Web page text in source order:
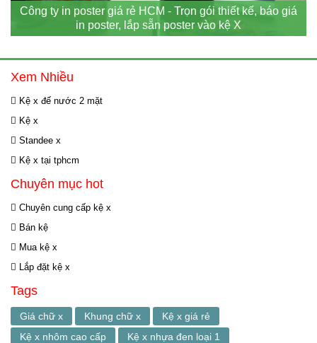
Công ty in poster giá rẻ HCM - Trọn gói thiết kế, báo giá
in poster, lắp sẵn poster vào kệ X
Xem Nhiều
Kệ x đế nước 2 mặt
Kệ x
Standee x
Kệ x tại tphcm
Chuyên mục hot
Chuyên cung cấp kệ x
Bán kệ
Mua kệ x
Lắp đặt kệ x
Tags
Giá chữ x Khung chữ x
Kệ x giá rẻ
Kệ x nhôm cao cấp
Kệ x nhựa đen loại 1